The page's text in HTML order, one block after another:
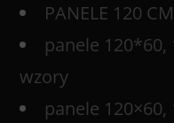
PANELE 120
panele
wzory
panele